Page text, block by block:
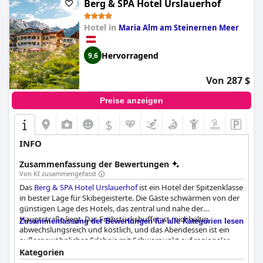
Winteraktivitäten. Das Hotel bietet einen luxuriösen und
anspruchsvollen Aufenthalt mit stilvollem Dekor und einer
Boutique-Atmosphäre, die die Gäste auch in Zukunft wieder
buchen würden.
Berg & SPA Hotel Urslauerhof
Hotel in Maria Alm am Steinernen Meer
9,6 Hervorragend
Von 287 $
Preise anzeigen
$
INFO
Zusammenfassung der Bewertungen
Von KI zusammengefasst
Das Berg & SPA Hotel Urslauerhofist ein Hotel der Spitzenklasse
in bester Lage für Skibegeisterte. Die Gäste schwärmen von der
günstigen Lage des Hotels, das zentral und nahe der
Hauptstraße liegt. Das Frühstücksbuffet ist reichhaltig,
abwechslungsreich und köstlich, und das Abendessen ist ein
außergewöhnliches Erlebnis mit Schwerpunkt auf regionaler
Küche. Die Zimmer sind schön, geräumig und sauber, mit
Zusammenfassung der Bewertungen für alle Kategorien lesen
Kategorien